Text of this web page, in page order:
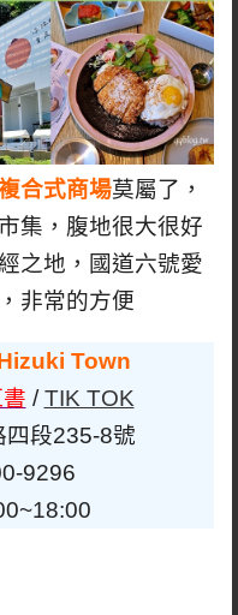
合式商場莫屬了，
集，腹地很大很好
之地，國道六號愛
非常的方便
Town
/TIK TOK
四段235-8號
9296